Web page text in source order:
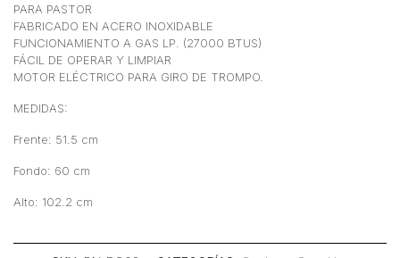
PARA PASTOR
FABRICADO EN ACERO INOXIDABLE
FUNCIONAMIENTO A GAS LP. (27000 BTUS)
FÁCIL DE OPERAR Y LIMPIAR
MOTOR ELÉCTRICO PARA GIRO DE TROMPO.
MEDIDAS:
Frente: 51.5 cm
Fondo: 60 cm
Alto: 102.2 cm